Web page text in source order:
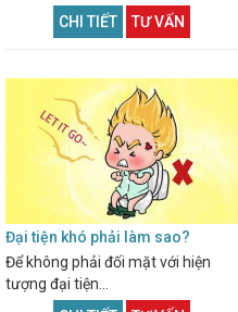
CHI TIẾT
TƯ VẤN
Đại tiện khó phải làm sao?
Để không phải đối mặt với hiện
tượng đại tiện...